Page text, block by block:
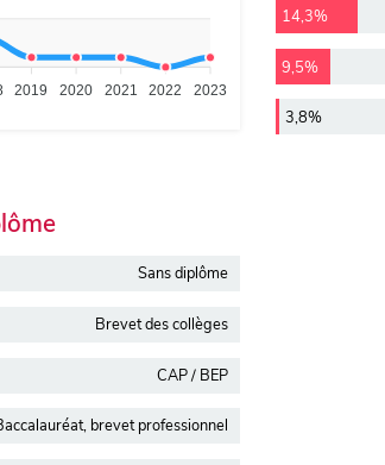
2019 2020 2021 2022 2023
14,3%
9,5%
3,8%
Sans diplôme
Brevet des collèges
CAP / BEP
brevet professionnel